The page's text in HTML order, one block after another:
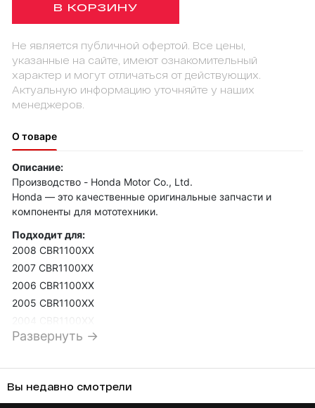
В КОРЗИНУ
Не является публичной офертой. Все цены,
указанные на сайте, имеют ознакомительный
характер и могут отличаться от действующих.
Актуальную информацию уточняйте у наших
менеджеров.
О товаре
Описание:
Производство - Honda Motor Co., Ltd.
Honda — это качественные оригинальные запчасти и
компоненты для мототехники.
Подходит для:
2008 CBR1100XX
2007 CBR1100XX
2006 CBR1100XX
2005 CBR1100XX
2003 CBR1100XX
2001 CB1100SF
Развернуть →
Вы недавно смотрели